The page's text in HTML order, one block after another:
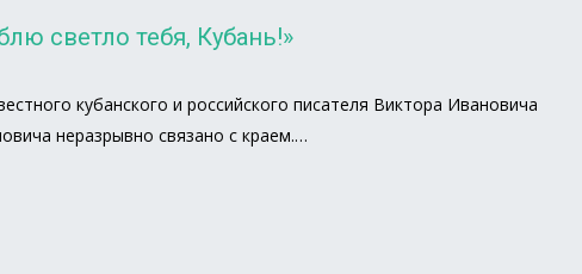
светло тебя, Кубань!»
кубанского и российского писателя Виктора Ивановича
неразрывно связано с краем.…